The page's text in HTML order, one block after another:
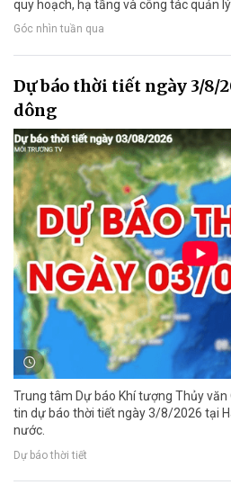
quy hoạch, hạ tầng và công tác quản
Góc nhìn tuần qua
Dự báo thời tiết ngày 3/8/
dông
Trung tâm Dự báo Khí tượng Thủy
tin dự báo thời tiết ngày 3/8/2026 tại
nước.
Dự báo thời tiết